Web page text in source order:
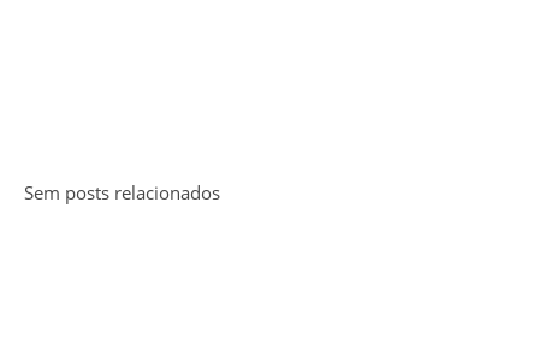
Sem posts relacionados